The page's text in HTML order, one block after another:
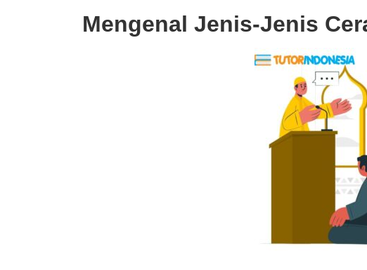
Mengenal Jenis-Jenis